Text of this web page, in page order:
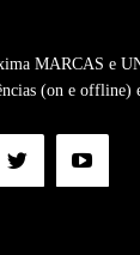
MARCAS e
(on e offline)